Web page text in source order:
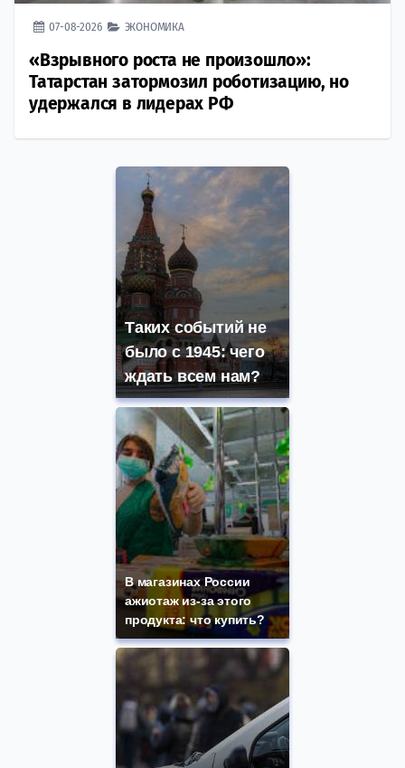
07-08-2026 ЭКОНОМИКА
«Взрывного роста не произошло»:
Татарстан затормозил роботизацию, но
удержался в лидерах РФ
Таких событий не
было с 1945: чего
ждать всем нам?
В магазинах России
ажиотаж из-за этого
продукта: что купить?